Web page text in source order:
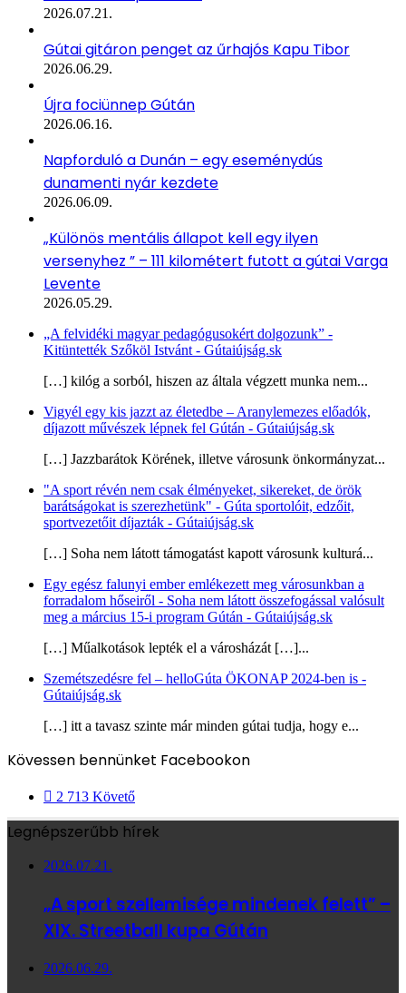
2026.07.21.
Gútai gitáron penget az űrhajós Kapu Tibor
2026.06.29.
Újra fociünnep Gútán
2026.06.16.
Napforduló a Dunán – egy eseménydús
dunamenti nyár kezdete
2026.06.09.
„Különös mentális állapot kell egy ilyen
versenyhez ” – 111 kilométert futott a gútai Varga
Levente
2026.05.29.
„A felvidéki magyar pedagógusokért dolgozunk” -
Kitüntették Szőköl Istvánt - Gútaiújság.sk
[…] kilóg a sorból, hiszen az általa végzett munka nem...
Vigyél egy kis jazzt az életedbe – Aranylemezes előadók,
díjazott művészek lépnek fel Gútán - Gútaiújság.sk
[…] Jazzbarátok Körének, illetve városunk önkormányzat...
"A sport révén nem csak élményeket, sikereket, de örök
barátságokat is szerezhetünk" - Gúta sportolóit, edzőit,
sportvezetőit díjazták - Gútaiújság.sk
[…] Soha nem látott támogatást kapott városunk kulturá...
Egy egész falunyi ember emlékezett meg városunkban a
forradalom hőseiről - Soha nem látott összefogással valósult
meg a március 15-i program Gútán - Gútaiújság.sk
[…] Műalkotások lepték el a városházát […]...
Szemétszedésre fel – helloGúta ÖKONAP 2024-ben is -
Gútaiújság.sk
[…] itt a tavasz szinte már minden gútai tudja, hogy e...
Kövessen bennünket Facebookon
2 713 Követő
Legnépszerűbb hírek
2026.07.21.
„A sport szellemisége mindenek felett” –
XIX. Streetball kupa Gútán
2026.06.29.